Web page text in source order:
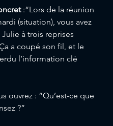
:“Lors de la réunion
(situation), vous avez
à trois reprises
a coupé son fil, et le
l’information clé
ouvrez : “Qu’est-ce que
?”